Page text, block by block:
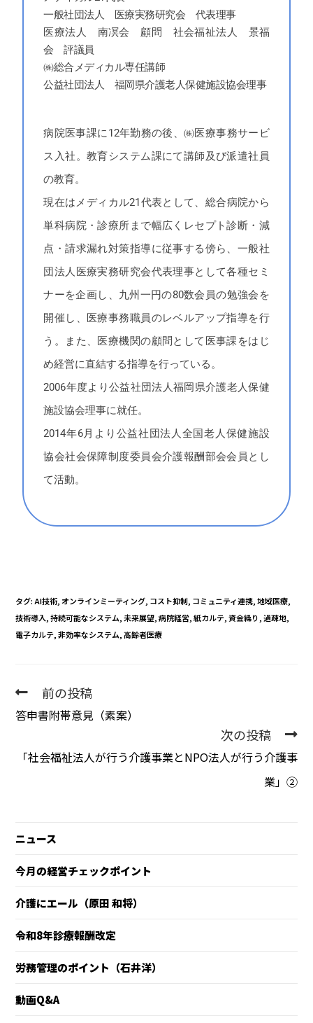
一般社団法人 医療実務研究会 代表理事
医療法人 南凕会 顧問 社会福祉法人 景福
会 評議員
㈱総合メディカル専任講師
公益社団法人 福岡県介護老人保健施設協会理事
病院医事課に12年勤務の後、㈱医療事務サービ
ス入社。教育システム課にて講師及び派遣社員
の教育。
現在はメディカル21代表として、総合病院から
単科病院・診療所まで幅広くレセプト診断・減
点・請求漏れ対策指導に従事する傍ら、一般社
団法人医療実務研究会代表理事として各種セミ
ナーを企画し、九州一円の80数会員の勉強会を
開催し、医療事務職員のレベルアップ指導を行
う。また、医療機関の顧問として医事課をはじ
め経営に直結する指導を行っている。
2006年度より公益社団法人福岡県介護老人保健
施設協会理事に就任。
2014年6月より公益社団法人全国老人保健施設
協会社会保障制度委員会介護報酬部会会員とし
て活動。
タグ: AI技術 オンラインミーティング コスト抑制 コミュニティ連携 地域医療
技術導入 持続可能なシステム 未来展望 病院経営 紙カルテ 資金繰り 過疎地
電子カルテ 非効率なシステム 高齢者医療
前の投稿
答申書附帯意見（素案）
次の投稿
「社会福祉法人が行う介護事業とNPO法人が行う介護事
業」②
ニュース
今月の経営チェックポイント
介護にエール（原田 和将）
令和8年診療報酬改定
労務管理のポイント（石井洋）
動画Q&A